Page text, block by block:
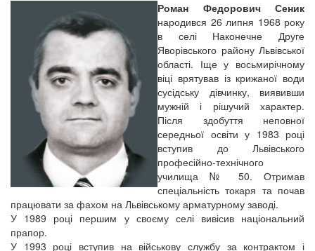
Роман Федорович Сеник
народився 26 липня 1968 року
в селі Наконечне Друге
Яворівського району Львівської
області. Іще у восьмирічному
віці врятував із крижаної води
сусідську дівчинку, виявивши
мужній і рішучий характер.
Після здобуття неповної
середньої освіти у 1983 році
вступив до Львівського
професійно-технічного
училища № 50. Отримав
спеціальність токаря та почав
працювати за фахом на Львівському арматурному заводі.
У 1989 році першим у своєму селі вивісив національний
прапор.
У 1993 році вступив на військову службу за контрактом і